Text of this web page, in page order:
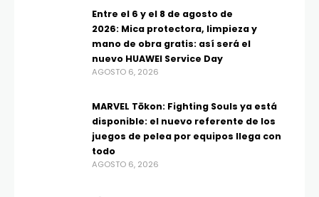
Entre el 6 y el 8 de agosto de
2026: Mica protectora, limpieza y
mano de obra gratis: así será el
nuevo HUAWEI Service Day
AGOSTO 6, 2026
MARVEL Tōkon: Fighting Souls ya está
disponible: el nuevo referente de los
juegos de pelea por equipos llega con
todo
AGOSTO 6, 2026